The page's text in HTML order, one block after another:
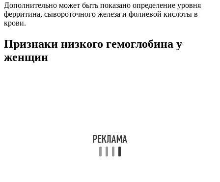
Дополнительно может быть показано определение уровня
ферритина, сывороточного железа и фолиевой кислоты в
крови.
Признаки низкого гемоглобина у
женщин